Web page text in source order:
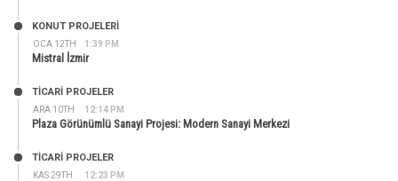
OCA 12TH 1:39 PM
KONUT PROJELERI
Mistral İzmir
ARA 10TH 12:14 PM
TİCARİ PROJELER
Plaza Görünümlü Sanayi Projesi: Modern Sanayi Merkezi
KAS 29TH 12:23 PM
TİCARİ PROJELER